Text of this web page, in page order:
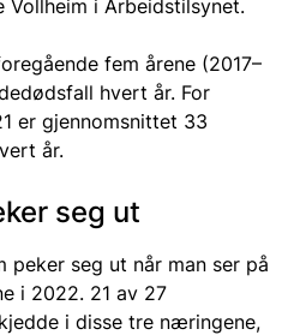
Vollheim i Arbeidstilsynet.
fem årene (2017–
hvert år. For
er gjennomsnittet 33
år.
seg ut
seg ut når man ser på
i 2022. 21 av 27
i disse tre næringene,